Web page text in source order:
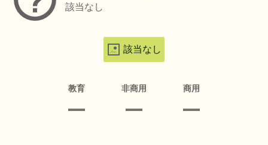
該当なし
該当なし
教育 非商用 商用